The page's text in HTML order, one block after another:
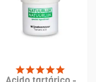
PRODUCTO
DISPONIBLE